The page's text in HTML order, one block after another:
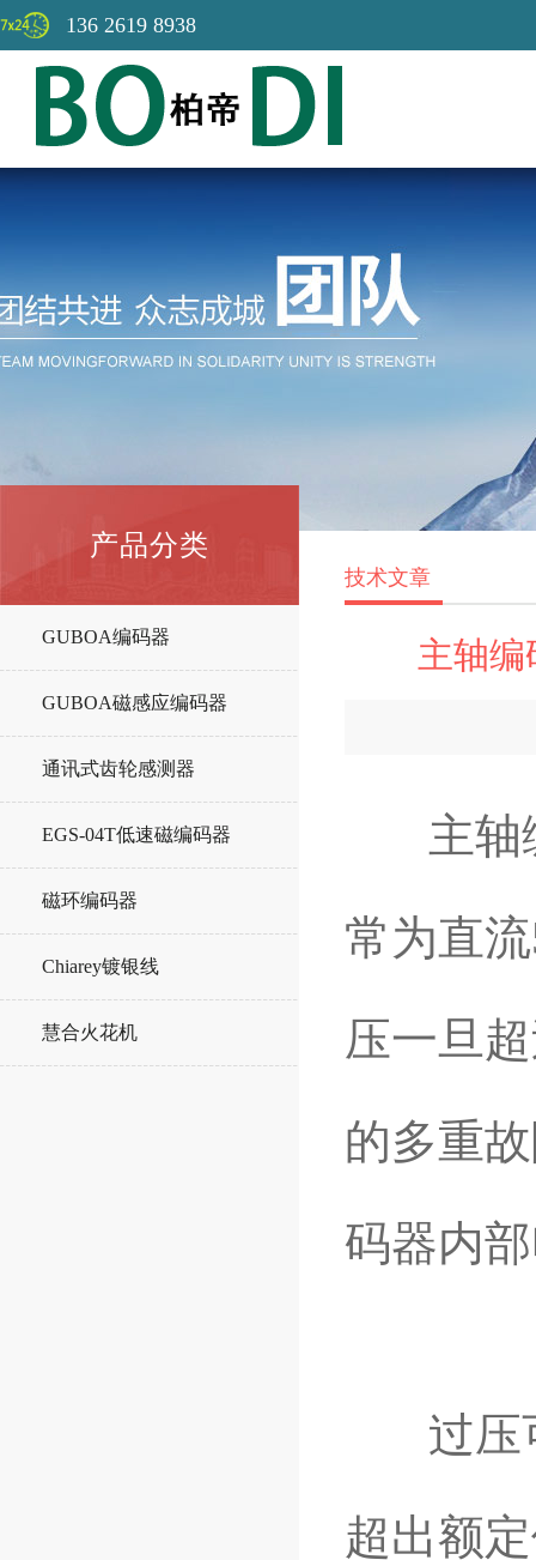
136 2619 8938
产品分类
GUBOA编码器
GUBOA磁感应编码器
通讯式齿轮感测器
EGS-04T低速磁编码器
磁环编码器
Chiarey镀银线
慧合火花机
技术文章
主轴
主轴编
常为直
压一旦
的多重
码器内
过压可
超出额